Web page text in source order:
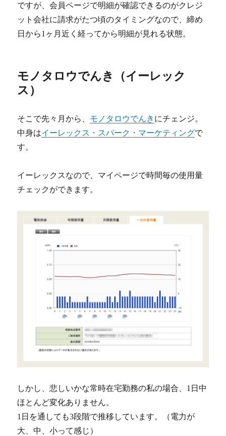
ですが、会員ページで明細が確認できるのがクレジ
ット会社に請求がたつ頃のタイミングなので、締め
日から1ヶ月近く経ってから明細が見れる状態。
モノタロウでんき（イーレック
ス）
そこで先々月から、 モノタロウでんき にチェンジ。
中身はイーレックス・スパーク・マーケティングで
す。
イーレックスなので、マイページで時間毎の使用量
チェックができます。
しかし、悲しいかな常時在宅勤務の私の場合、1日中
ほとんど変化ありません。
1日を通しても3段階で推移しています。（電力が
大、中、小って感じ）